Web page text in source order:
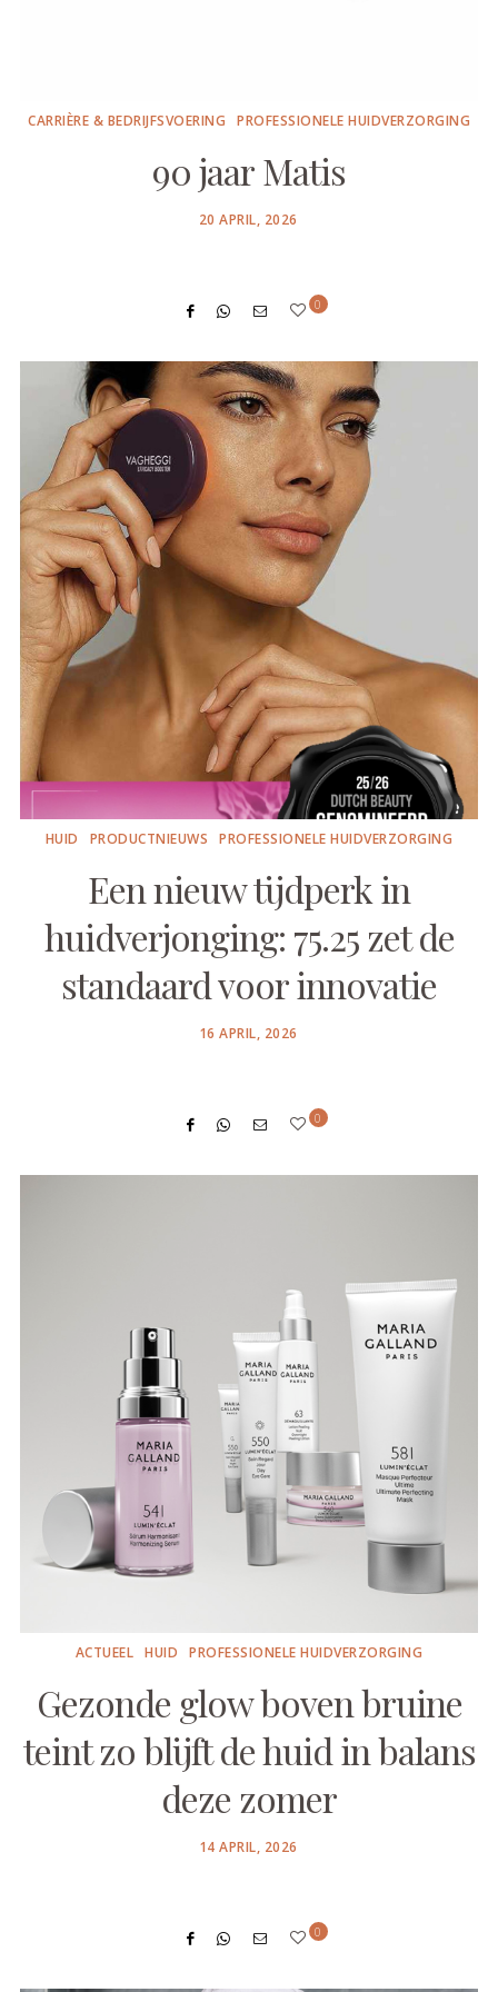
CARRIÈRE & BEDRIJFSVOERING PROFESSIONELE HUIDVERZORGING
90 jaar Matis
POSTED
20 APRIL, 2026
0
HUID PRODUCTNIEUWS PROFESSIONELE HUIDVERZORGING
Een nieuw tijdperk in
huidverjonging: 75.25 zet de
standaard voor innovatie
POSTED
16 APRIL, 2026
0
ACTUEEL HUID PROFESSIONELE HUIDVERZORGING
Gezonde glow boven bruine
teint zo blijft de huid in balans
deze zomer
POSTED
14 APRIL, 2026
0